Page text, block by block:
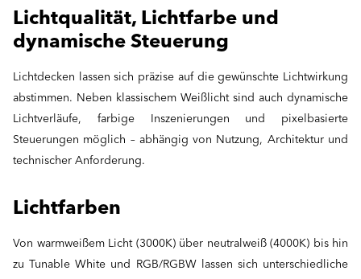
Lichtqualität, Lichtfarbe und
dynamische Steuerung
Lichtdecken lassen sich präzise auf die gewünschte Lichtwirkung
abstimmen. Neben klassischem Weißlicht sind auch dynamische
Lichtverläufe, farbige Inszenierungen und pixelbasierte
Steuerungen möglich – abhängig von Nutzung, Architektur und
technischer Anforderung.
Lichtfarben
Von warmweißem Licht (3000K) über neutralweiß (4000K) bis hin
zu Tunable White und RGB/RGBW lassen sich unterschiedliche